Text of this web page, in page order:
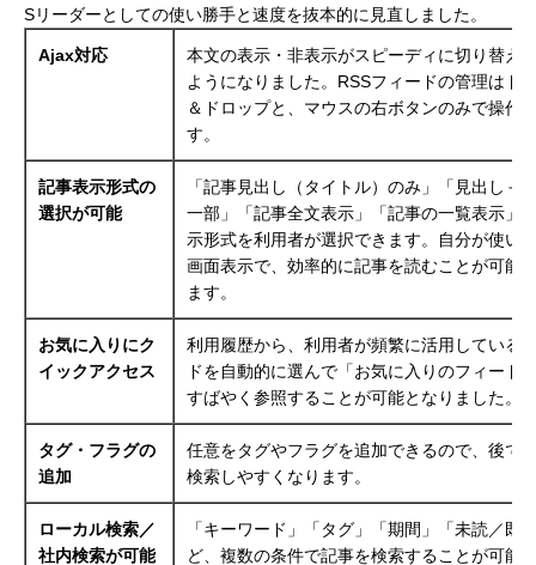
Sリーダーとしての使い勝手と速度を抜本的に見直しました。
Ajax対応
本文の表示・非表示がスピーディに切り替え
ようになりました。RSSフィードの管理はド
＆ドロップと、マウスの右ボタンのみで操作
す。
記事表示形式の
選択が可能
「記事見出し（タイトル）のみ」「見出し＋
一部」「記事全文表示」「記事の一覧表示」
示形式を利用者が選択できます。自分が使い
画面表示で、効率的に記事を読むことが可能
ます。
お気に入りにク
イックアクセス
利用履歴から、利用者が頻繁に活用している
ドを自動的に選んで「お気に入りのフィード
すばやく参照することが可能となりました。
タグ・フラグの
追加
任意をタグやフラグを追加できるので、後で
検索しやすくなります。
ローカル検索／
社内検索が可能
「キーワード」「タグ」「期間」「未読／既
ど、複数の条件で記事を検索することが可能